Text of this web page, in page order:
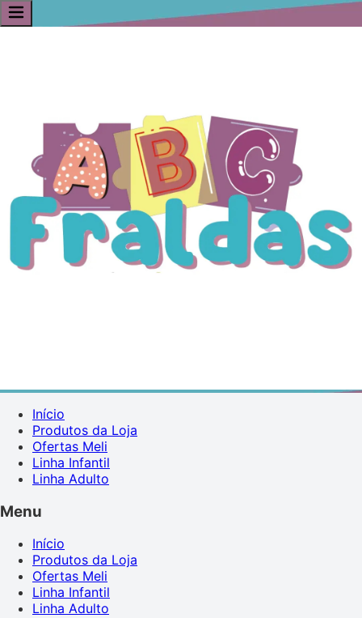
Início
Produtos da Loja
Ofertas Meli
Linha Infantil
Linha Adulto
Menu
Início
Produtos da Loja
Ofertas Meli
Linha Infantil
Linha Adulto